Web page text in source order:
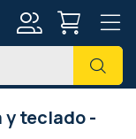
y teclado -